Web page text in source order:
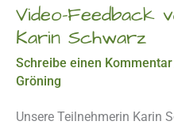
Video-Feedback
Karin Schwarz
Schreibe einen Kommentar
Gröning
Unsere Teilnehmerin Karin